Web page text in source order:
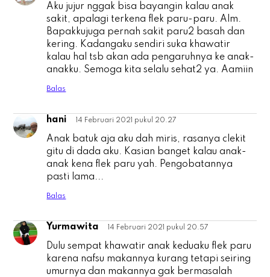
Aku jujur nggak bisa bayangin kalau anak
sakit, apalagi terkena flek paru-paru. Alm.
Bapakkujuga pernah sakit paru2 basah dan
kering. Kadangaku sendiri suka khawatir
kalau hal tsb akan ada pengaruhnya ke anak-
anakku. Semoga kita selalu sehat2 ya. Aamiin
Balas
h hani 14 Februari 2021 pukul 20.27
Anak batuk aja aku dah miris, rasanya clekit
gitu di dada aku. Kasian banget kalau anak-
anak kena flek paru yah. Pengobatannya
pasti lama...
Balas
Y Yurmawita 14 Februari 2021 pukul 20.57
Dulu sempat khawatir anak keduaku flek paru
karena nafsu makannya kurang tetapi seiring
umurnya dan makannya gak bermasalah